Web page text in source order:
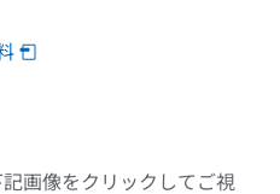
画像をクリックしてご視